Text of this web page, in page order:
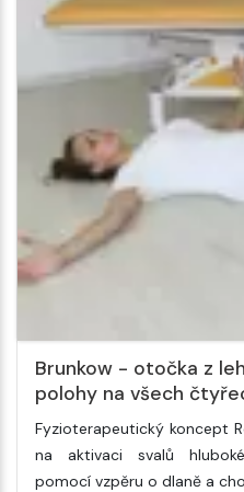
Brunkow - otočka z
polohy na všech
Fyzioterapeutický koncept
na aktivaci svalů
pomocí vzpěru o dlaně a